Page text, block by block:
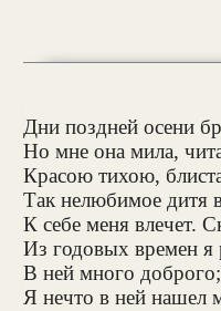
Дни поздней осени
Но мне она мила,
Красою тихою,
Так нелюбимое дитя
К себе меня влечет.
Из годовых времен
В ней много
Я нечто в ней нашел